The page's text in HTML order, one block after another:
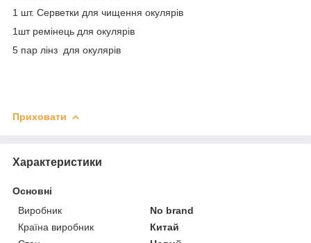
1 шт. Серветки для чищення окулярів
1шт ремінець для окулярів
5 пар лінз для окулярів
Приховати
Характеристики
Основні
Виробник
No brand
Країна виробник
Китай